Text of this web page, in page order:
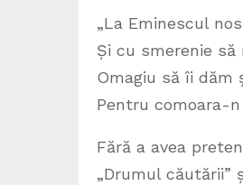
„La Eminescul
Și cu smerenie
Omagiu să îi dăm
Pentru comoara-
Fără a avea
„Drumul